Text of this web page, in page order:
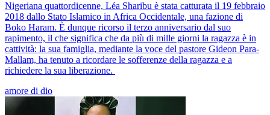
Nigeriana quattordicenne, Léa Sharibu è stata catturata il 19 febbraio
2018 dallo Stato Islamico in Africa Occidentale, una fazione di
Boko Haram. È dunque ricorso il terzo anniversario dal suo
rapimento, il che significa che da più di mille giorni la ragazza è in
cattività: la sua famiglia, mediante la voce del pastore Gideon Para-
Mallam, ha tenuto a ricordare le sofferenze della ragazza e a
richiedere la sua liberazione.
amore di dio